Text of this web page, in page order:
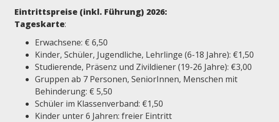
Eintrittspreise (inkl. Führung) 2026:
Tageskarte:
Erwachsene: € 6,50
Kinder, Schüler, Jugendliche, Lehrlinge (6-18 Jahre): €1,50
Studierende, Präsenz und Zivildiener (19-26 Jahre): €3,00
Gruppen ab 7 Personen, SeniorInnen, Menschen mit
Behinderung: € 5,50
Schüler im Klassenverband: €1,50
Kinder unter 6 Jahren: freier Eintritt